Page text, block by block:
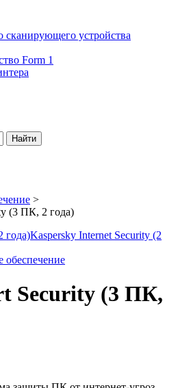
сканирующего устройства
Form 1
Найти
>
(3 ПК, 2 года)
года)Kaspersky Internet Security (2
обеспечение
Security (3 ПК,